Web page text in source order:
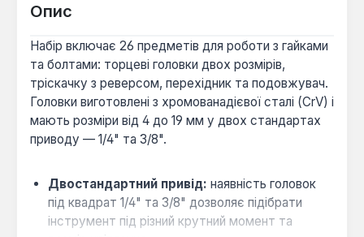
Опис
Набір включає 26 предметів для роботи з гайками
та болтами: торцеві головки двох розмірів,
тріскачку з реверсом, перехідник та подовжувач.
Головки виготовлені з хромованадієвої сталі (CrV) і
мають розміри від 4 до 19 мм у двох стандартах
приводу — 1/4" та 3/8".
Двостандартний привід: наявність головок
під квадрат 1/4" та 3/8" дозволяє підібрати
інструмент під різний крутний момент та